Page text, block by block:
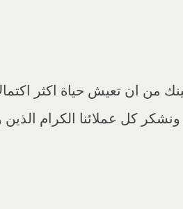
من ان تعيش حياة اكثر
كل عملائنا الكرام الذين